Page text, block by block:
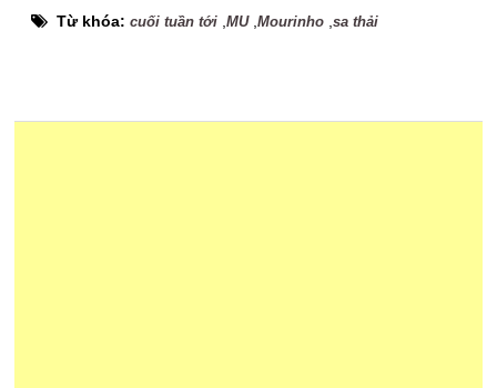
Từ khóa:cuối tuần tới ,MU,Mourinho ,sa thải